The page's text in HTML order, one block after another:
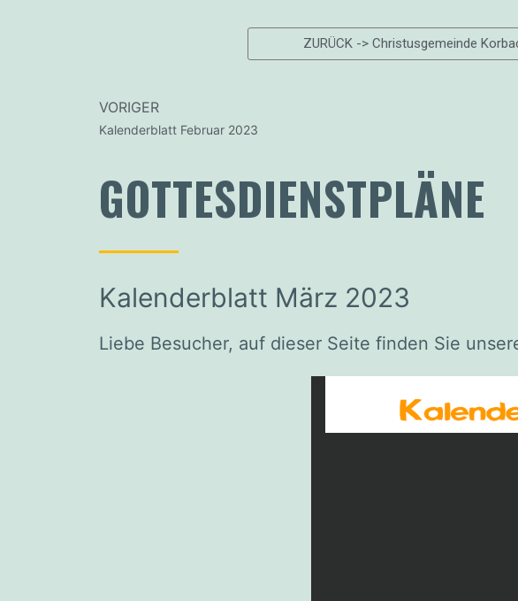
ZURÜCK -> Christusgemeinde
VORIGER
Kalenderblatt Februar 2023
GOTTESDIENSTPLÄNE
Kalenderblatt März 2023
Liebe Besucher, auf dieser Seite finden Sie